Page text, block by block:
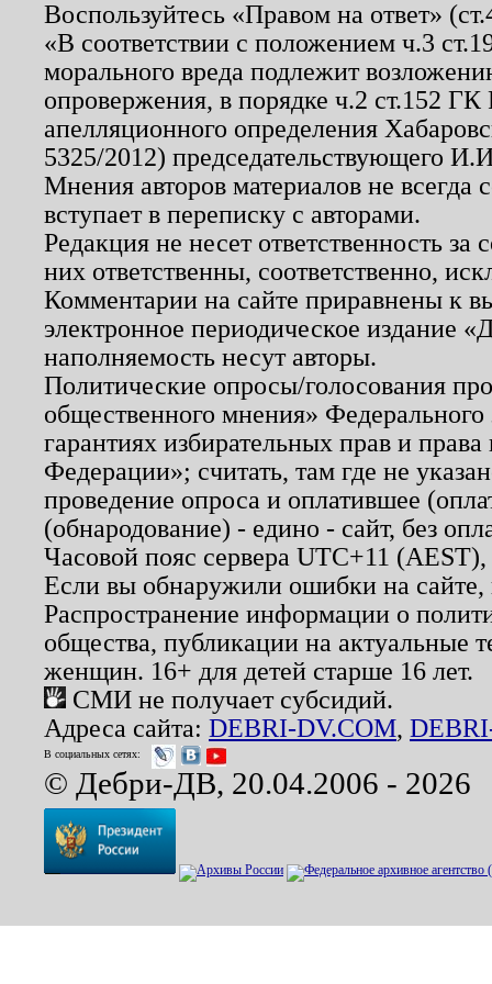
Воспользуйтесь «Правом на ответ»
«В соответствии с положением ч.3
морального вреда подлежит
опровержения, в порядке ч.2 ст.152
апелляционного определения
5325/2012) председательствующего
Мнения авторов материалов не
вступает в переписку с авторами.
Редакция не несет ответственность
них ответственны, соответственно,
Комментарии на сайте приравнены к
электронное периодическое издание
наполняемость несут авторы.
Политические опросы/голосования
общественного мнения»
гарантиях избирательных прав и
Федерации»; считать, там где не
проведение опроса и оплатившее
(обнародование) - едино - сайт, без
Часовой пояс сервера UTC+11
Если вы обнаружили ошибки на
Распространение информации о
общества, публикации на актуальные
женщин. 16+ для детей старше 16 лет.
СМИ не получает субсидий.
Адреса сайта: DEBRI-DV.COM,
В социальных сетях:
© Дебри-ДВ, 20.04.2006 - 2026